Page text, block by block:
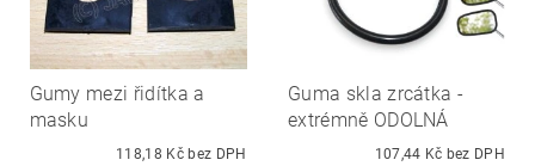
Gumy mezi řidítka a
masku
118,18 Kč bez DPH
Guma skla zrcátka -
extrémně ODOLNÁ
107,44 Kč bez DPH